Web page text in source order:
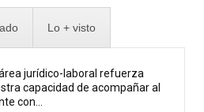
Lo + visto
jurídico-laboral refuerza
capacidad de acompañar al
con...